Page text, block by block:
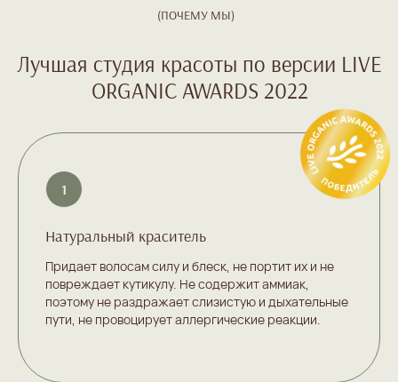
Натуральный краситель
Придает волосам силу и блеск, не портит их и не
повреждает кутикулу. Не содержит аммиак,
поэтому не раздражает слизистую и дыхательные
пути, не провоцирует аллергические реакции.